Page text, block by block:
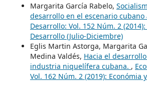
Margarita García Rabelo,
desarrollo en el escenario cubano
Desarrollo: Vol. 152 Núm. 2
Desarrollo (Julio-Diciembre)
Eglis Martin Astorga, Margarita
Medina Valdés, Hacia el
industria niquelífera cubana. ,
Vol. 162 Núm. 2 (2019): Económia